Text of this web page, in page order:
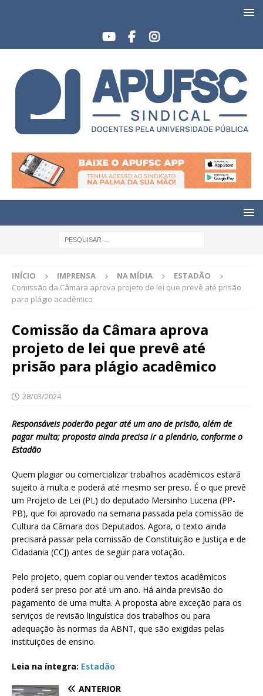
INÍCIO IMPRENSA NA MÍDIA
ESTADÃO
Comissão da Câmara aprova projeto de lei que prevê até prisão
para plágio acadêmico
Comissão da Câmara aprova
projeto de lei que prevê até
prisão para plágio acadêmico
28/03/2024
Responsáveis poderão pegar até um ano de prisão, além de
pagar multa; proposta ainda precisa ir a plenário, conforme o
Estadão
Quem plagiar ou comercializar trabalhos acadêmicos estará
sujeito à multa e poderá até mesmo ser preso. É o que prevê
um Projeto de Lei (PL) do deputado Mersinho Lucena (PP-
PB), que foi aprovado na semana passada pela comissão de
Cultura da Câmara dos Deputados. Agora, o texto ainda
precisará passar pela comissão de Constituição e Justiça e de
Cidadania (CCJ) antes de seguir para votação.
Pelo projeto, quem copiar ou vender textos acadêmicos
poderá ser preso por até um ano. Há ainda previsão do
pagamento de uma multa. A proposta abre exceção para os
serviços de revisão linguística dos trabalhos ou para
adequação às normas da ABNT, que são exigidas pelas
instituições de ensino.
Leia na íntegra: Estadão
ANTERIOR